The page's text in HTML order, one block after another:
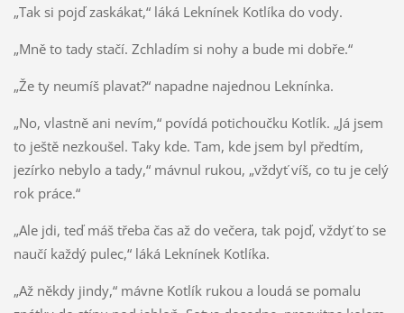
„Tak si pojď zaskákat,“ láká Leknínek Kotlíka do vody.
„Mně to tady stačí. Zchladím si nohy a bude mi dobře.“
„Že ty neumíš plavat?“ napadne najednou Leknínka.
„No, vlastně ani nevím,“ povídá potichoučku Kotlík. „Já jsem
to ještě nezkoušel. Taky kde. Tam, kde jsem byl předtím,
jezírko nebylo a tady,“ mávnul rukou, „vždyť víš, co tu je celý
rok práce.“
„Ale jdi, teď máš třeba čas až do večera, tak pojď, vždyť to se
naučí každý pulec,“ láká Leknínek Kotlíka.
„Až někdy jindy,“ mávne Kotlík rukou a loudá se pomalu